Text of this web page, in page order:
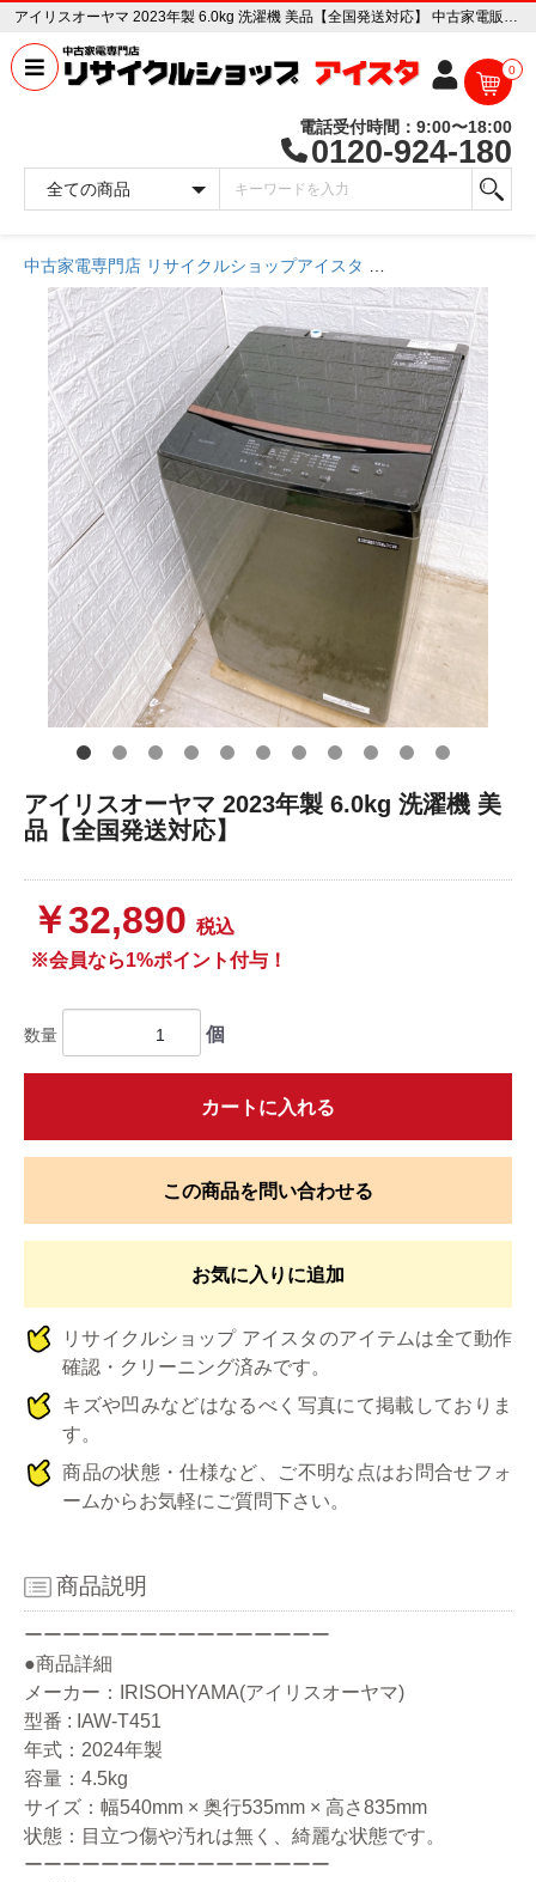
アイリスオーヤマ 2023年製 6.0kg 洗濯機 美品【全国発送対応】 中古家電販売専門店 リサイクルショップ アイスタ
0
電話受付時間：9:00〜18:00
0120-924-180
中古家電専門店 リサイクルショップアイスタ
アイリスオーヤマ 2023年製 6.0kg 洗濯機 美
品【全国発送対応】
￥32,890 税込
※会員なら1%ポイント付与！
数量 個
カートに入れる
この商品を問い合わせる
お気に入りに追加
リサイクルショップ アイスタのアイテムは全て動作
確認・クリーニング済みです。
キズや凹みなどはなるべく写真にて掲載しておりま
す。
商品の状態・仕様など、ご不明な点はお問合せフォ
ームからお気軽にご質問下さい。
商品説明
ーーーーーーーーーーーーーーーー
●商品詳細
メーカー：IRISOHYAMA(アイリスオーヤマ)
型番 : IAW-T451
年式：2024年製
容量：4.5kg
サイズ：幅540mm × 奥行535mm × 高さ835mm
状態：目立つ傷や汚れは無く、綺麗な状態です。
ーーーーーーーーーーーーーーーー